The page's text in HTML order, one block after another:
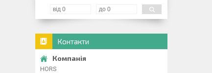
Контакти
HORS